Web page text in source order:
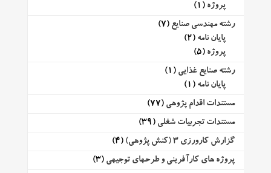
پروژه (1)
رشته مهندسی صنایع (7)
پایان نامه (2)
پروژه (5)
رشته صنایع غذایی (1)
پایان نامه (1)
مستندات اقدام پژوهی (77)
مستندات تجربیات شغلی (39)
گزارش کارورزی 3 (کنش پژوهی)
(4)
پروژه های کارآفرینی و طرحهای توجیهی (3)